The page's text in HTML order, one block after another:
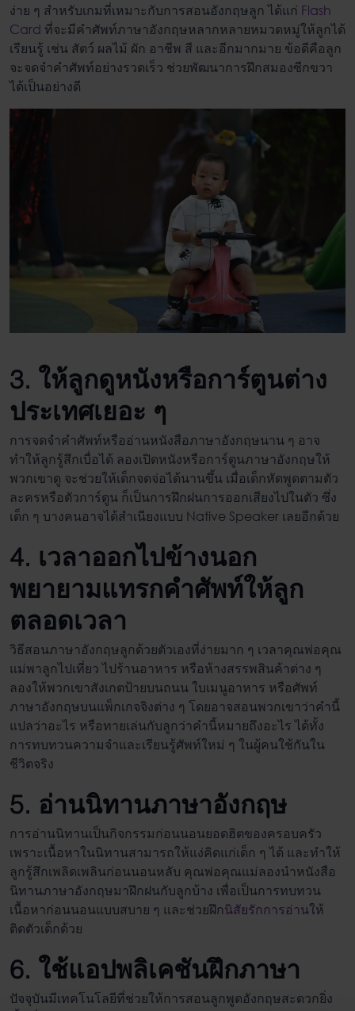
ง่าย ๆ สำหรับเกมที่เหมาะกับการสอนอังกฤษลูก ได้แก่ Flash
Card ที่จะมีคำศัพท์ภาษาอังกฤษหลากหลายหมวดหมู่ให้ลูกได้
เรียนรู้ เช่น สัตว์ ผลไม้ ผัก อาชีพ สี และอีกมากมาย ข้อดีคือลูก
จะจดจำคำศัพท์อย่างรวดเร็ว ช่วยพัฒนาการฝึกสมองซีกขวา
ได้เป็นอย่างดี
3. ให้ลูกดูหนังหรือการ์ตูนต่าง
ประเทศเยอะ ๆ
การจดจำคำศัพท์หรืออ่านหนังสือภาษาอังกฤษนาน ๆ อาจ
ทำให้ลูกรู้สึกเบื่อได้ ลองเปิดหนังหรือการ์ตูนภาษาอังกฤษให้
พวกเขาดู จะช่วยให้เด็กจดจ่อได้นานขึ้น เมื่อเด็กหัดพูดตามตัว
ละครหรือตัวการ์ตูน ก็เป็นการฝึกฝนการออกเสียงไปในตัว ซึ่ง
เด็ก ๆ บางคนอาจได้สำเนียงแบบ Native Speaker เลยอีกด้วย
4. เวลาออกไปข้างนอก
พยายามแทรกคำศัพท์ให้ลูก
ตลอดเวลา
วิธีสอนภาษาอังกฤษลูกด้วยตัวเองที่ง่ายมาก ๆ เวลาคุณพ่อคุณ
แม่พาลูกไปเที่ยว ไปร้านอาหาร หรือห้างสรรพสินค้าต่าง ๆ
ลองให้พวกเขาสังเกตป้ายบนถนน ใบเมนูอาหาร หรือศัพท์
ภาษาอังกฤษบนแพ็กเกจจิงต่าง ๆ โดยอาจสอนพวกเขาว่าคำนี้
แปลว่าอะไร หรือทายเล่นกับลูกว่าคำนี้หมายถึงอะไร ได้ทั้ง
การทบทวนความจำและเรียนรู้ศัพท์ใหม่ ๆ ในผู้คนใช้กันใน
ชีวิตจริง
5. อ่านนิทานภาษาอังกฤษ
การอ่านนิทานเป็นกิจกรรมก่อนนอนยอดฮิตของครอบครัว
เพราะเนื้อหาในนิทานสามารถให้แง่คิดแก่เด็ก ๆ ได้ และทำให้
ลูกรู้สึกเพลิดเพลินก่อนนอนหลับ คุณพ่อคุณแม่ลองนำหนังสือ
นิทานภาษาอังกฤษมาฝึกฝนกับลูกบ้าง เพื่อเป็นการทบทวน
เนื้อหาก่อนนอนแบบสบาย ๆ และช่วยฝึกนิสัยรักการอ่านให้
ติดตัวเด็กด้วย
6. ใช้แอปพลิเคชันฝึกภาษา
ปัจจุบันมีเทคโนโลยีที่ช่วยให้การสอนลูกพูดอังกฤษสะดวกยิ่ง